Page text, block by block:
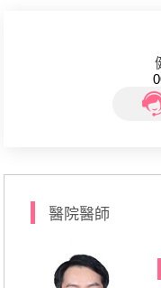
醫院醫師